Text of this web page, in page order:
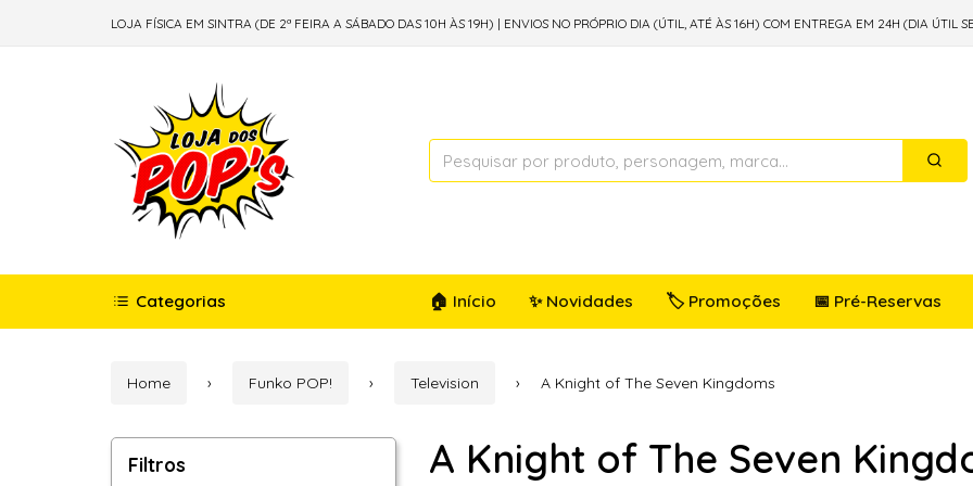
LOJA FÍSICA EM SINTRA (DE 2ª FEIRA A SÁBADO DAS 10H ÀS 19H) | ENVIOS NO PRÓPRIO DIA (ÚTIL, ATÉ ÀS 16H) COM ENTREGA EM 24H (DIA ÚTIL
🏠 Início ✨ Novidades 🏷️ Promoções 📅 Pré-Reservas
Categorias
Home Funko POP! Television A Knight of The Seven Kingdoms
Filtros
Filtros A Knight of The Seven